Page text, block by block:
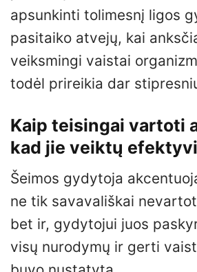
apsunkinti tolimesnį ligos
pasitaiko atvejų, kai
veiksmingi vaistai
todėl prireikia dar
Kaip teisingai vartoti
kad jie veiktų
Šeimos gydytoja
ne tik savavališkai
bet ir, gydytojui juos
visų nurodymų ir gerti